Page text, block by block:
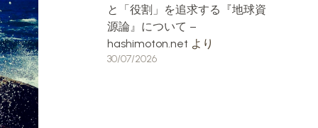
と「役割」を追求する『地球資
源論』について –
hashimoton.net より
30/07/2026